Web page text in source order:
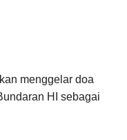
menggelar doa
HI sebagai